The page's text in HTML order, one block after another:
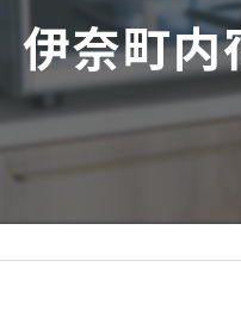
伊奈町内